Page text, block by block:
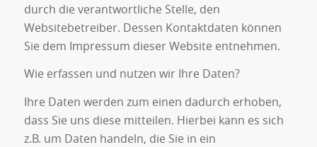
durch die verantwortliche Stelle, den
Websitebetreiber. Dessen Kontaktdaten können
Sie dem Impressum dieser Website entnehmen.
Wie erfassen und nutzen wir Ihre Daten?
Ihre Daten werden zum einen dadurch erhoben,
dass Sie uns diese mitteilen. Hierbei kann es sich
z.B. um Daten handeln, die Sie in ein